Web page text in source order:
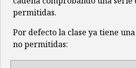
permitidas.
Por defecto la clase ya tiene
no permitidas: